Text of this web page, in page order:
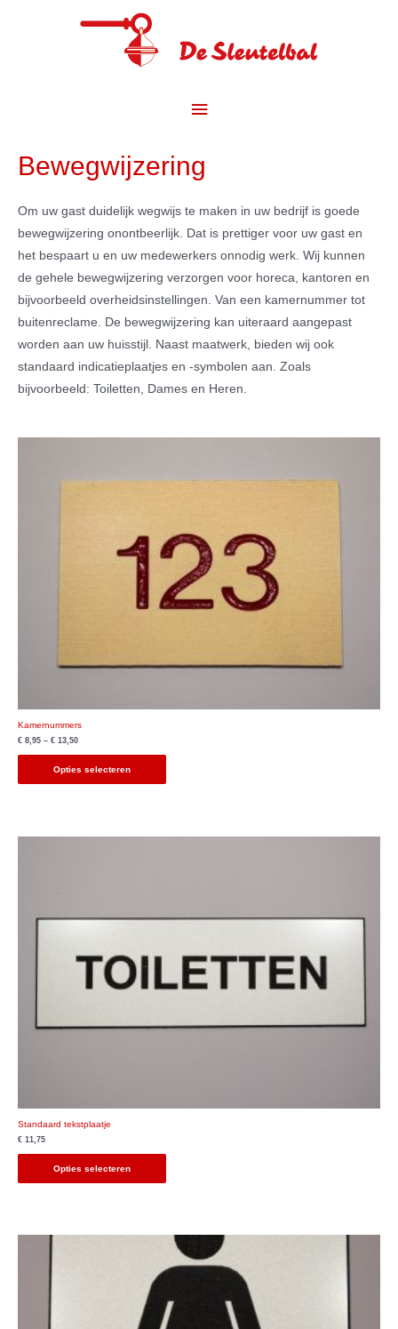
Hoofdmenu
Bewegwijzering
Om uw gast duidelijk wegwijs te maken in uw bedrijf is goede
bewegwijzering onontbeerlijk. Dat is prettiger voor uw gast en
het bespaart u en uw medewerkers onnodig werk. Wij kunnen
de gehele bewegwijzering verzorgen voor horeca, kantoren en
bijvoorbeeld overheidsinstellingen. Van een kamernummer tot
buitenreclame. De bewegwijzering kan uiteraard aangepast
worden aan uw huisstijl. Naast maatwerk, bieden wij ook
standaard indicatieplaatjes en -symbolen aan. Zoals
bijvoorbeeld: Toiletten, Dames en Heren.
Kamernummers
€ 8,95 – € 13,50
Opties selecteren
Standaard tekstplaatje
€ 11,75
Opties selecteren